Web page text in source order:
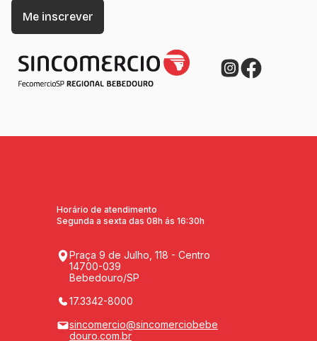
Horário de atendimento
Segunda a sexta das 08h ás 16:30h
Praça 9 de Julho, 118 - Centro
14700-039
Bebedouro/SP
17.3342-8000
sincomercio@sincomerciobebe
douro.com.br